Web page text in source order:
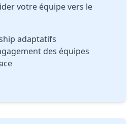
votre équipe vers le
adaptatifs
des équipes